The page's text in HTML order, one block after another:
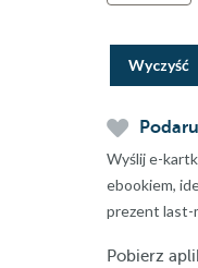
Wyczyść
Wyślij e-
ebookiem,
prezent last-
Pobierz